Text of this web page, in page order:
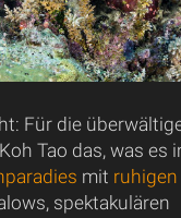
Für die
Tao das, was es
mit
spektakulären